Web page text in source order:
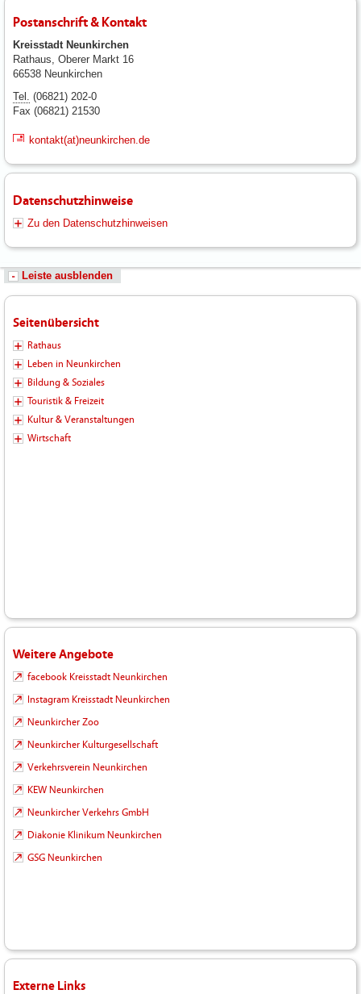
Postanschrift & Kontakt
Kreisstadt Neunkirchen
Rathaus, Oberer Markt 16
66538 Neunkirchen
Tel. (06821) 202-0
Fax (06821) 21530
kontakt(at)neunkirchen.de
Datenschutzhinweise
Zu den Datenschutzhinweisen
Leiste ausblenden
Seitenübersicht
Rathaus
Leben in Neunkirchen
Bildung & Soziales
Touristik & Freizeit
Kultur & Veranstaltungen
Wirtschaft
Weitere Angebote
facebook Kreisstadt Neunkirchen
Instagram Kreisstadt Neunkirchen
Neunkircher Zoo
Neunkircher Kulturgesellschaft
Verkehrsverein Neunkirchen
KEW Neunkirchen
Neunkircher Verkehrs GmbH
Diakonie Klinikum Neunkirchen
GSG Neunkirchen
Externe Links